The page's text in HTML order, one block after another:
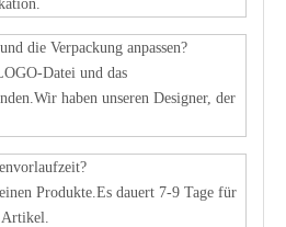
die Verpackung anpassen?
Datei und das
haben unseren Designer, der
Produkte.Es dauert 7-9 Tage für
Artikel.